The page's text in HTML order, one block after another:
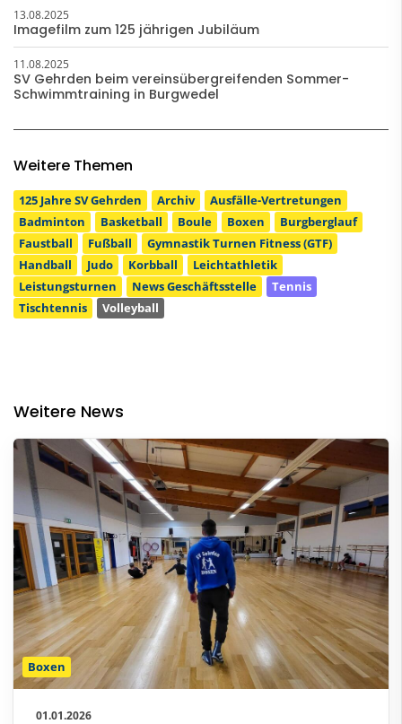
13.08.2025
Imagefilm zum 125 jährigen Jubiläum
11.08.2025
SV Gehrden beim vereinsübergreifenden Sommer-
Schwimmtraining in Burgwedel
Weitere Themen
125 Jahre SV Gehrden Archiv
Ausfälle-Vertretungen
Badminton
Basketball Boule Boxen
Burgberglauf
Faustball
Fußball
Gymnastik Turnen Fitness (GTF)
Handball
Judo Korbball
Leichtathletik
Leistungsturnen
News Geschäftsstelle
Tennis
Tischtennis
Volleyball
Weitere News
Boxen
01.01.2026